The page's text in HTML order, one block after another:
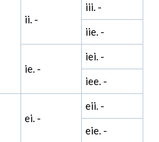
ii. -
iii. -
iie. -
ie. -
iei. -
iee. -
ei. -
eii. -
eie. -